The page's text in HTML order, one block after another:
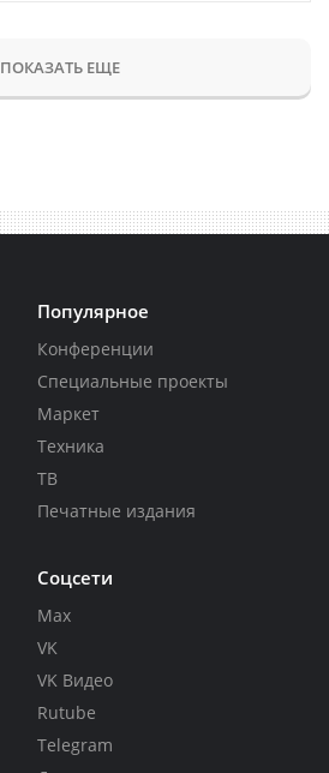
ПОКАЗАТЬ ЕЩЕ
Популярное
Конференции
Специальные проекты
Маркет
Техника
ТВ
Печатные издания
Соцсети
Max
VK
VK Видео
Rutube
Telegram